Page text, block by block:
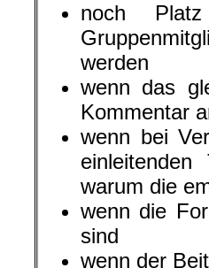
noch
werden
wenn das
Kommentar
wenn bei
warum die
wenn die
sind
wenn der